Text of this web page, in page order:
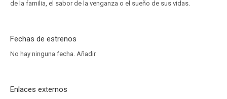
de la familia, el sabor de la venganza o el sueño de sus vidas.
Fechas de estrenos
No hay ninguna fecha. Añadir
Enlaces externos